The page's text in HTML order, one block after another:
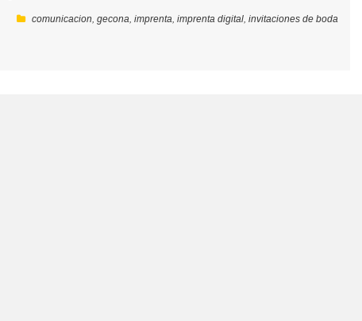
comunicacion, gecona, imprenta, imprenta digital, invitaciones de boda